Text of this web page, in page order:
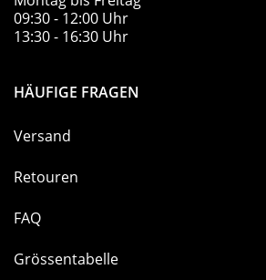
09:30 - 12:00 Uhr
13:30 - 16:30 Uhr
HÄUFIGE FRAGEN
Versand
Retouren
FAQ
Grössentabelle